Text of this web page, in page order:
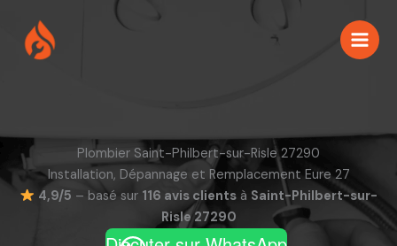
contenu
Plombier Saint-Philbert-sur-Risle 27290
Installation, Dépannage et Remplacement Eure 27
4,9/5 – basé sur 116 avis clientsà Saint-Philbert-sur-
Risle 27290